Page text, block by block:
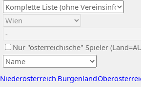
Nur "österreichische" Spieler
Niederösterreich Burgenland